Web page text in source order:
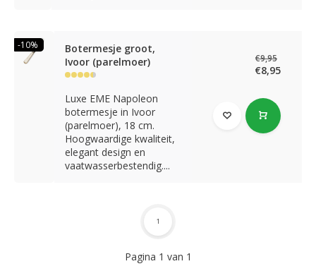
-10%
Botermesje groot,
Ivoor (parelmoer)
Luxe EME Napoleon
botermesje in Ivoor
(parelmoer), 18 cm.
Hoogwaardige kwaliteit,
elegant design en
vaatwasserbestendig....
€9,95
€8,95
Pagina 1 van 1
1